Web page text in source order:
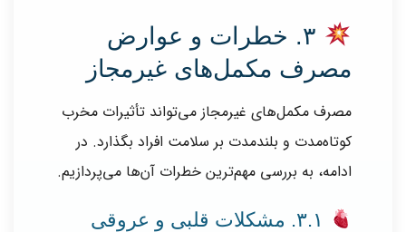
۳. خطرات و عوارض
مصرف مکمل‌های غیرمجاز
مصرف مکمل‌های غیرمجاز می‌تواند تأثیرات مخرب
کوتاه‌مدت و بلندمدت بر سلامت افراد بگذارد. در
ادامه، به بررسی مهم‌ترین خطرات آن‌ها می‌پردازیم.
۳.۱. مشکلات قلبی و عروقی